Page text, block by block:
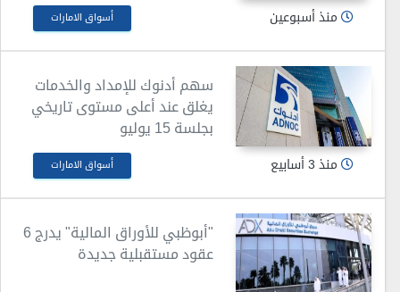
منذ أسبوعين أسواق الامارات
سهم أدنوك للإمداد والخدمات
يغلق عند أعلى مستوى تاريخي
بجلسة 15 يوليو
منذ 3 أسابيع أسواق الامارات
"أبوظبي للأوراق المالية" يدرج 6
عقود مستقبلية جديدة